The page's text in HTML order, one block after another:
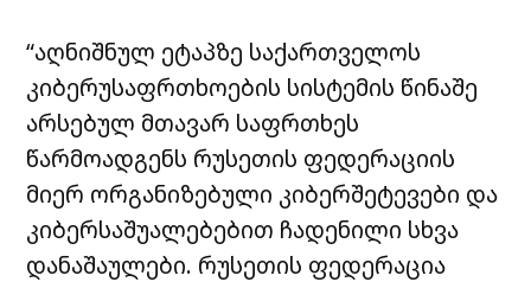
“აღნიშნულ ეტაპზე საქართველოს
კიბერუსაფრთხოების სისტემის წინაშე
არსებულ მთავარ საფრთხეს
წარმოადგენს რუსეთის ფედერაციის
მიერ ორგანიზებული კიბერშეტევები და
კიბერსაშუალებებით ჩადენილი სხვა
დანაშაულები. რუსეთის ფედერაცია